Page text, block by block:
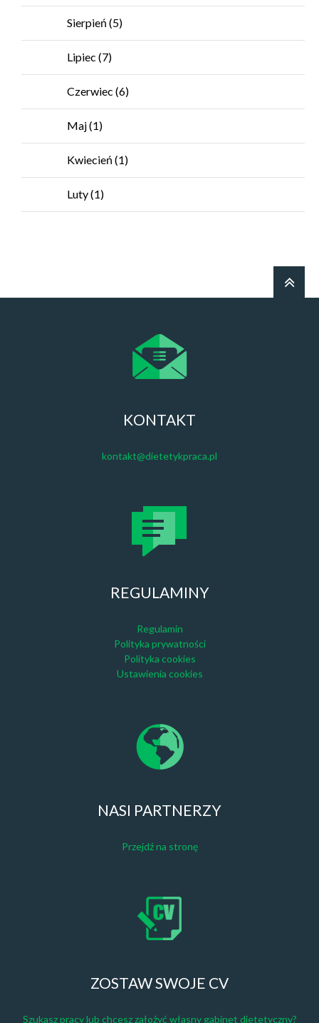
Sierpień (5)
Lipiec (7)
Czerwiec (6)
Maj(1)
Kwiecień (1)
Luty(1)
KONTAKT
kontakt@dietetykpraca.pl
REGULAMINY
Regulamin
Polityka prywatności
Polityka cookies
Ustawienia cookies
NASI PARTNERZY
Przejdź na stronę
ZOSTAW SWOJE CV
Szukasz pracy lub chcesz założyć własny gabinet dietetyczny?